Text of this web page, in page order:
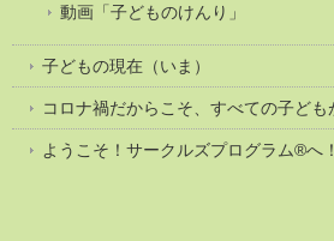
動画「子どものけんり」
子どもの現在（いま）
コロナ禍だからこそ、すべての子ども
ようこそ！サークルズプログラム®へ！